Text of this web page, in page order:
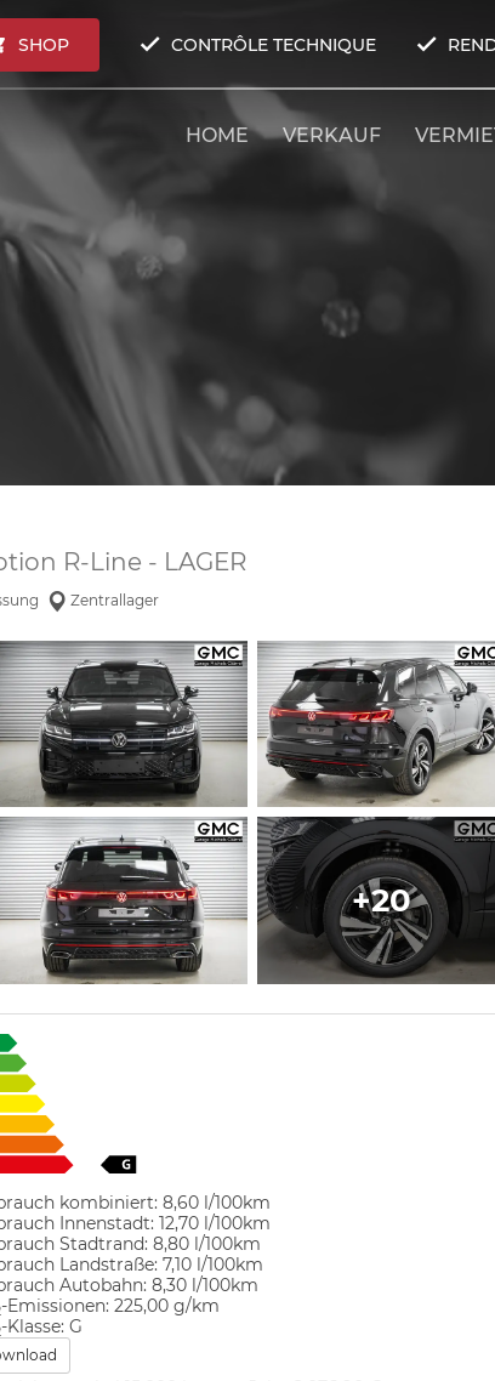
SHOP CONTRÔLE TECHNIQUE
HOME VERKAUF
R-Line - LAGER
Zentrallager
+20
kombiniert: 8,60 l/100km
Innenstadt: 12,70 l/100km
Stadtrand: 8,80 l/100km
Landstraße: 7,10 l/100km
Autobahn: 8,30 l/100km
-Emissionen: 225,00 g/km
-Klasse: G